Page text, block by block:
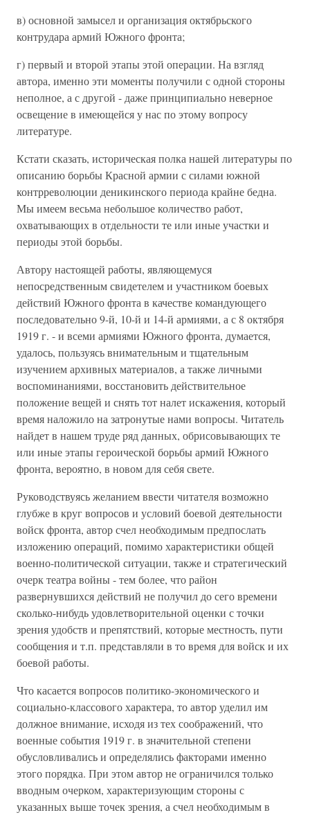
в) основной замысел и организация октябрьского
контрудара армий Южного фронта;
г) первый и второй этапы этой операции. На взгляд
автора, именно эти моменты получили с одной стороны
неполное, а с другой - даже принципиально неверное
освещение в имеющейся у нас по этому вопросу
литературе.
Кстати сказать, историческая полка нашей литературы по
описанию борьбы Красной армии с силами южной
контрреволюции деникинского периода крайне бедна.
Мы имеем весьма небольшое количество работ,
охватывающих в отдельности те или иные участки и
периоды этой борьбы.
Автору настоящей работы, являющемуся
непосредственным свидетелем и участником боевых
действий Южного фронта в качестве командующего
последовательно 9-й, 10-й и 14-й армиями, а с 8 октября
1919 г. - и всеми армиями Южного фронта, думается,
удалось, пользуясь внимательным и тщательным
изучением архивных материалов, а также личными
воспоминаниями, восстановить действительное
положение вещей и снять тот налет искажения, который
время наложило на затронутые нами вопросы. Читатель
найдет в нашем труде ряд данных, обрисовывающих те
или иные этапы героической борьбы армий Южного
фронта, вероятно, в новом для себя свете.
Руководствуясь желанием ввести читателя возможно
глубже в круг вопросов и условий боевой деятельности
войск фронта, автор счел необходимым предпослать
изложению операций, помимо характеристики общей
военно-политической ситуации, также и стратегический
очерк театра войны - тем более, что район
развернувшихся действий не получил до сего времени
сколько-нибудь удовлетворительной оценки с точки
зрения удобств и препятствий, которые местность, пути
сообщения и т.п. представляли в то время для войск и их
боевой работы.
Что касается вопросов политико-экономического и
социально-классового характера, то автор уделил им
должное внимание, исходя из тех соображений, что
военные события 1919 г. в значительной степени
обусловливались и определялись факторами именно
этого порядка. При этом автор не ограничился только
вводным очерком, характеризующим стороны с
указанных выше точек зрения, а счел необходимым в